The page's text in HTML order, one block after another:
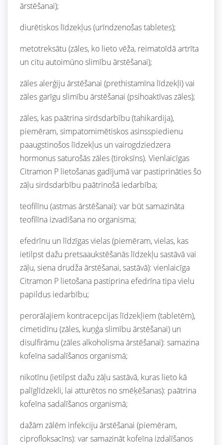
ārstēšanai);
diurētiskos līdzekļus (urīndzenošas tabletes);
metotreksātu (zāles, ko lieto vēža, reimatoīdā artrīta
un citu autoimūno slimību ārstēšanai);
zāles alerģiju ārstēšanai (prethistamīna līdzekļi) vai
zāles garīgu slimību ārstēšanai (psihoaktīvas zāles);
zāles, kas paātrina sirdsdarbību (tahikardija),
piemēram, simpatomimētiskos asinsspiedienu
paaugstinošos līdzekļus un vairogdziedzera
hormonus saturošās zāles (tiroksīns). Vienlaicīgas
Citramon P lietošanas gadījumā var pastiprināties šo
zāļu sirdsdarbību paātrinošā iedarbība;
teofilīnu (astmas ārstēšanai): var būt samazināta
teofilīna izvadīšana no organisma;
efedrīnu un līdzīgas vielas (piemēram, vielas, kas
ietilpst dažu pretsaaukstēšanās līdzekļu sastāvā vai
zāļu, siena drudža ārstēšanai, sastāvā): vienlaicīga
Citramon P lietošana pastiprina efedrīna tipa vielu
papildus iedarbību;
perorālajiem kontracepcijas līdzekļiem (tabletēm),
cimetidīnu (zāles, kuņģa slimību ārstēšanai) un
disulfirāmu (zāles alkoholisma ārstēšanai): samazina
kofeīna sadalīšanos organismā;
nikotīnu (ietilpst dažu zāļu sastāvā, kuras lieto kā
palīglīdzekli, lai atturētos no smēķēšanas): paātrina
kofeīna sadalīšanos organismā;
dažām zālēm infekciju ārstēšanai (piemēram,
ciprofloksacīns): var samazināt kofeīna izdalīšanos